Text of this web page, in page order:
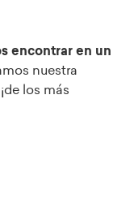
encontrar en un
nuestra
los más